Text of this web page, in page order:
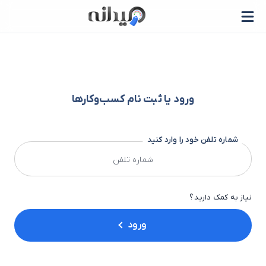
ورود یا ثبت نام کسب‌وکارها
شماره تلفن خود را وارد کنید
نیاز به کمک دارید؟
ورود